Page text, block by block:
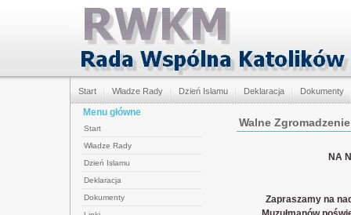
Start Władze Rady Dzień Islamu Deklaracja Dokumenty
Menu główne
Start
Władze Rady
Dzień Islamu
Deklaracja
Dokumenty
Walne
NA
Zapraszamy na